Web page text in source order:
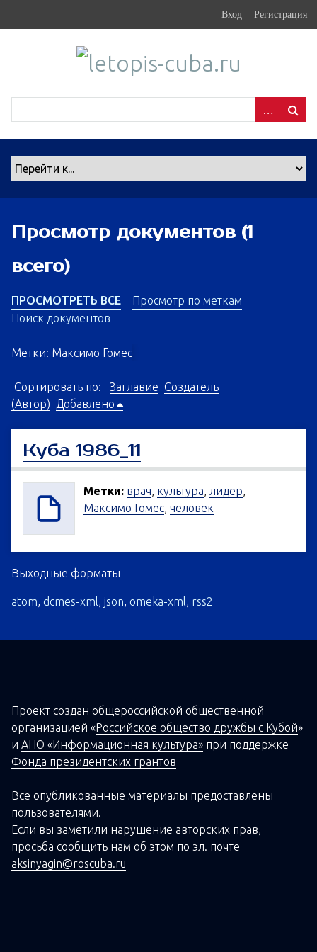
Вход Регистрация
Просмотр документов (1
всего)
ПРОСМОТРЕТЬ ВСЕ
Просмотр по меткам
Поиск документов
Метки: Максимо Гомес
Сортировать по: Заглавие Создатель
(Автор)
Добавлено
Куба 1986_11
Метки: врач, культура, лидер,
Максимо Гомес, человек
Выходные форматы
atom, dcmes-xml, json, omeka-xml, rss2
Проект создан общероссийской общественной
организацией «Российское общество дружбы с Кубой»
и АНО «Информационная культура» при поддержке
Фонда президентских грантов
Все опубликованные материалы предоставлены
пользователями.
Если вы заметили нарушение авторских прав,
просьба сообщить нам об этом по эл. почте
aksinyagin@roscuba.ru